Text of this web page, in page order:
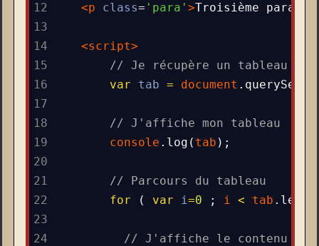
12
<p class= 'para' >Troisième
13
14
<script>
15
// Je récupère un tableau de
16
var tab = document .
17
18
// J'affiche mon tableau
19
console . log ( tab );
20
21
// Parcours du tableau
22
for ( var i=0 ; i < tab .
23
24
// J'affiche le contenu de